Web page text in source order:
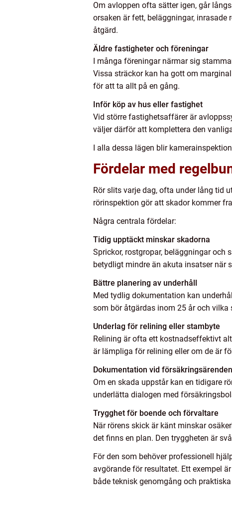
Om avloppen ofta sätter igen, går
orsaken är fett, beläggningar,
åtgärd.
Äldre fastigheter och föreningar
I många föreningar närmar sig
Vissa sträckor kan ha gott om
för att ta allt på en gång.
Inför köp av hus eller fastighet
Vid större fastighetsaffärer är
väljer därför att komplettera den
I alla dessa lägen blir
Fördelar med
Rör slits varje dag, ofta under lång tid
rörinspektion gör att skador kommer
Några centrala fördelar:
Tidig upptäckt minskar skadorna
Sprickor, rostgropar, beläggningar
betydligt mindre än akuta insatser när
Bättre planering av underhåll
Med tydlig dokumentation kan
som bör åtgärdas inom 25 år och vilka
Underlag för relining eller stambyte
Relining är ofta ett kostnadseffektivt
är lämpliga för relining eller om de är
Dokumentation vid försäkringsärenden
Om en skada uppstår kan en tidigare
underlätta dialogen med
Trygghet för boende och förvaltare
När rörens skick är känt minskar
det finns en plan. Den tryggheten är
För den som behöver professionell
avgörande för resultatet. Ett exempel
både teknisk genomgång och